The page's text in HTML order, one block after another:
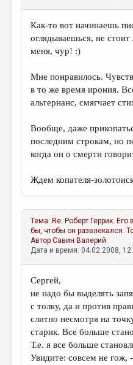
РЕЦЕНЗИРОВАНИЕ
ЦИКЛЫ ПУБЛИКАЦИЙ
ТРЕДИАКОВСКИЙ
МЕДИА
Как-то вот начинаешь
оглядываешься, не
меня, чур! :)
Мне понравилось.
в то же время ирония.
альтернанс, смягчает
Вообще, даже
последним строкам, но
когда он о смерти
Ждем копателя-
Тема: Re: Роберт Геррик.
бы, чтобы он развлекался.
АвторСавин Валерий
Дата и время: 04.02.2008,
Сергей,
не надо бы выделять
с толку, да и против
слитно несмотря на
старик. Все больше
Т.е. я все больше
Увидите: совсем не гож, -